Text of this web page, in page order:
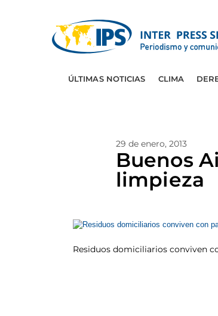
ÚLTIMAS NOTICIAS CLIMA
29 de enero, 2013
Buenos
limpieza
Residuos domiciliarios conviven